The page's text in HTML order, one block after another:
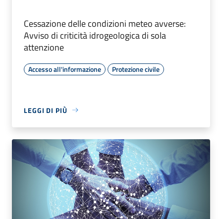
Cessazione delle condizioni meteo avverse:
Avviso di criticità idrogeologica di sola
attenzione
Accesso all'informazione Protezione civile
LEGGI DI PIÙ